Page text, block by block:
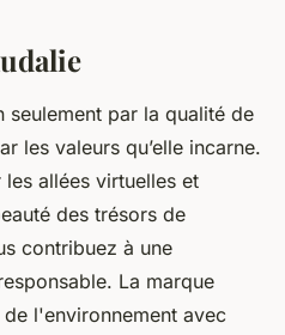
seulement par la qualité de
les valeurs qu’elle incarne.
allées virtuelles et
des trésors de
contribuez à une
La marque
l'environnement avec